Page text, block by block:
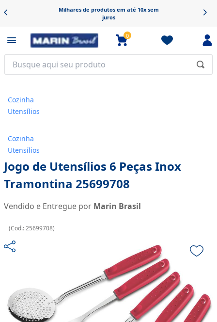
Frete grátis em produtos selecionados
0
Cozinha
Utensílios
Cozinha
Utensílios
Jogo de Utensílios 6 Peças Inox
Tramontina 25699708
Vendido e Entregue por Marin Brasil
(Cod.:25699708)